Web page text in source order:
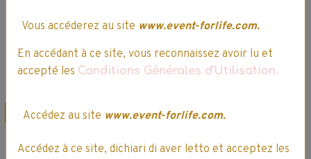
Ajouter au panier
Détails
Ajouter au panier
Détails
Promo
Offre spéciale
Vous accéderez au site www.event-forlife.com.
En accédant à ce site, vous reconnaissez avoir lu et
accepté les Conditions Générales d'Utilisation.
Accédez au site www.event-forlife.com.
Accédez à ce site, dichiari di aver letto et acceptez les